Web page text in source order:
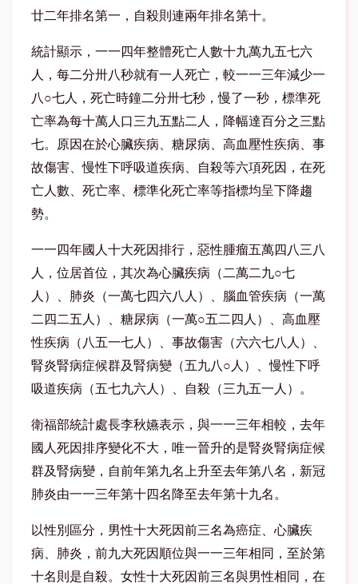
廿二年排名第一，自殺則連兩年排名第十。
統計顯示，一一四年整體死亡人數十九萬九五七六
人，每二分卅八秒就有一人死亡，較一一三年減少一
八○七人，死亡時鐘二分卅七秒，慢了一秒，標準死
亡率為每十萬人口三九五點二人，降幅達百分之三點
七。原因在於心臟疾病、糖尿病、高血壓性疾病、事
故傷害、慢性下呼吸道疾病、自殺等六項死因，在死
亡人數、死亡率、標準化死亡率等指標均呈下降趨
勢。
一一四年國人十大死因排行，惡性腫瘤五萬四八三八
人，位居首位，其次為心臟疾病（二萬二九○七
人）、肺炎（一萬七四六八人）、腦血管疾病（一萬
二四二五人）、糖尿病（一萬○五二四人）、高血壓
性疾病（八五一七人）、事故傷害（六六七八人）、
腎炎腎病症候群及腎病變（五九八○人）、慢性下呼
吸道疾病（五七九六人）、自殺（三九五一人）。
衛福部統計處長李秋嬿表示，與一一三年相較，去年
國人死因排序變化不大，唯一晉升的是腎炎腎病症候
群及腎病變，自前年第九名上升至去年第八名，新冠
肺炎由一一三年第十四名降至去年第十九名。
以性別區分，男性十大死因前三名為癌症、心臟疾
病、肺炎，前九大死因順位與一一三年相同，至於第
十名則是自殺。女性十大死因前三名與男性相同，在